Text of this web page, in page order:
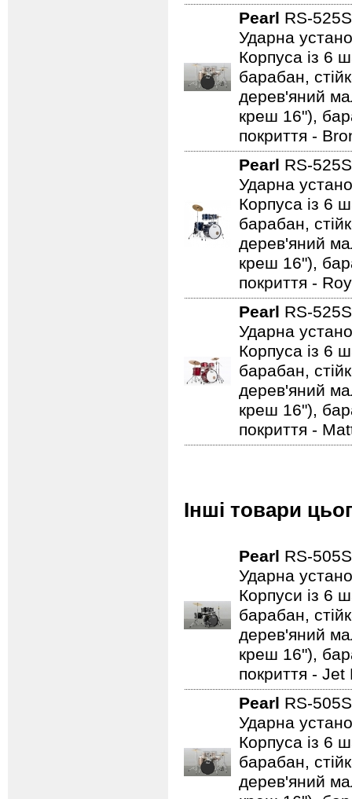
Pearl RS-
Ударна
Корпуса із 6
барабан,
дерев'яний
креш 16"),
покриття -
Pearl RS-
Ударна
Корпуса із 6
барабан,
дерев'яний
креш 16"),
покриття -
Pearl RS-
Ударна
Корпуса із 6
барабан,
дерев'яний
креш 16"),
покриття -
Інші товари
Pearl RS-
Ударна
Корпуси із 6
барабан,
дерев'яний
креш 16"),
покриття - Jet
Pearl RS-
Ударна
Корпуса із 6
барабан,
дерев'яний